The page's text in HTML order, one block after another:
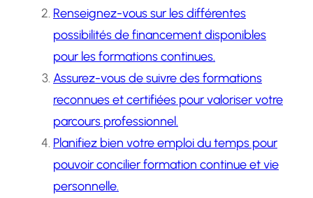
Renseignez-vous sur les différentes
possibilités de financement disponibles
pour les formations continues.
Assurez-vous de suivre des formations
reconnues et certifiées pour valoriser votre
parcours professionnel.
Planifiez bien votre emploi du temps pour
pouvoir concilier formation continue et vie
personnelle.